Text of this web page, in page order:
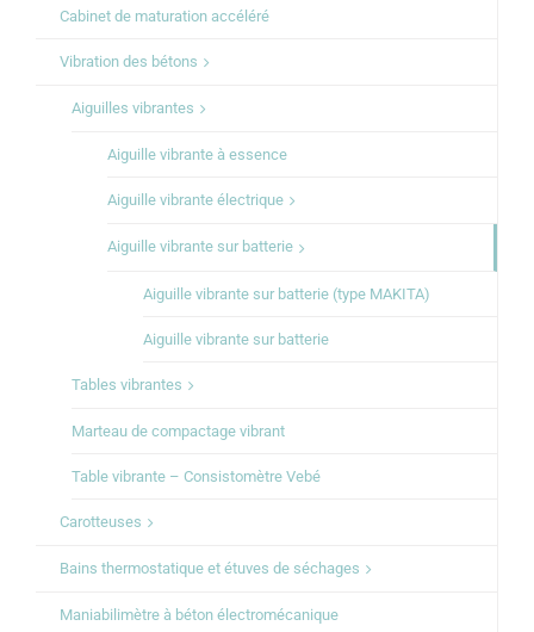
Cabinet de maturation accéléré
Vibration des bétons
Aiguilles vibrantes
Aiguille vibrante à essence
Aiguille vibrante électrique
Aiguille vibrante sur batterie
Aiguille vibrante sur batterie (type MAKITA)
Aiguille vibrante sur batterie
Tables vibrantes
Marteau de compactage vibrant
Table vibrante – Consistomètre Vebé
Carotteuses
Bains thermostatique et étuves de séchages
Maniabilimètre à béton électromécanique